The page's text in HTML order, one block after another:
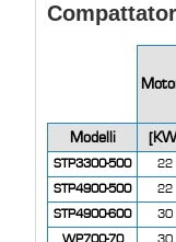
Modelli
STP3300-500 22
STP4900-500
22
STP4900-600
30